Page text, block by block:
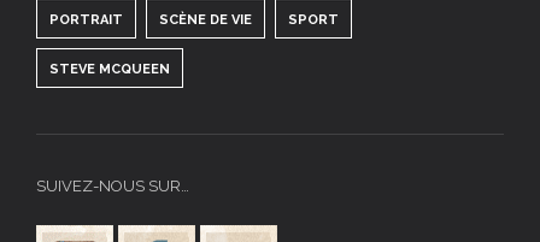
PORTRAIT SCÈNE DE VIE SPORT
STEVE MCQUEEN
SUIVEZ-NOUS SUR…